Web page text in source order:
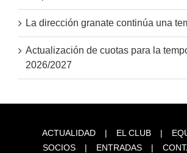
La dirección granate continúa una
Actualización de cuotas para la
2026/2027
ACTUALIDAD EL CLUB
SOCIOS
ENTRADAS